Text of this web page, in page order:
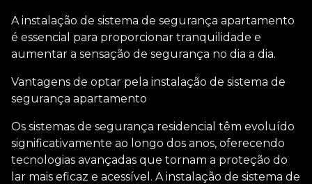
A instalação de sistema de segurança apartamento
é essencial para proporcionar tranquilidade e
aumentar a sensação de segurança no dia a dia.
Vantagens de optar pela instalação de sistema de
segurança apartamento
Os sistemas de segurança residencial têm evoluído
significativamente ao longo dos anos, oferecendo
tecnologias avançadas que tornam a proteção do
lar mais eficaz e acessível. A instalação de sistema de